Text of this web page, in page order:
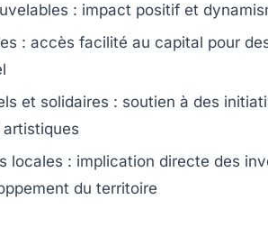
: impact positif et
: accès facilité au capital pour
et solidaires : soutien à des
locales : implication directe des
du territoire